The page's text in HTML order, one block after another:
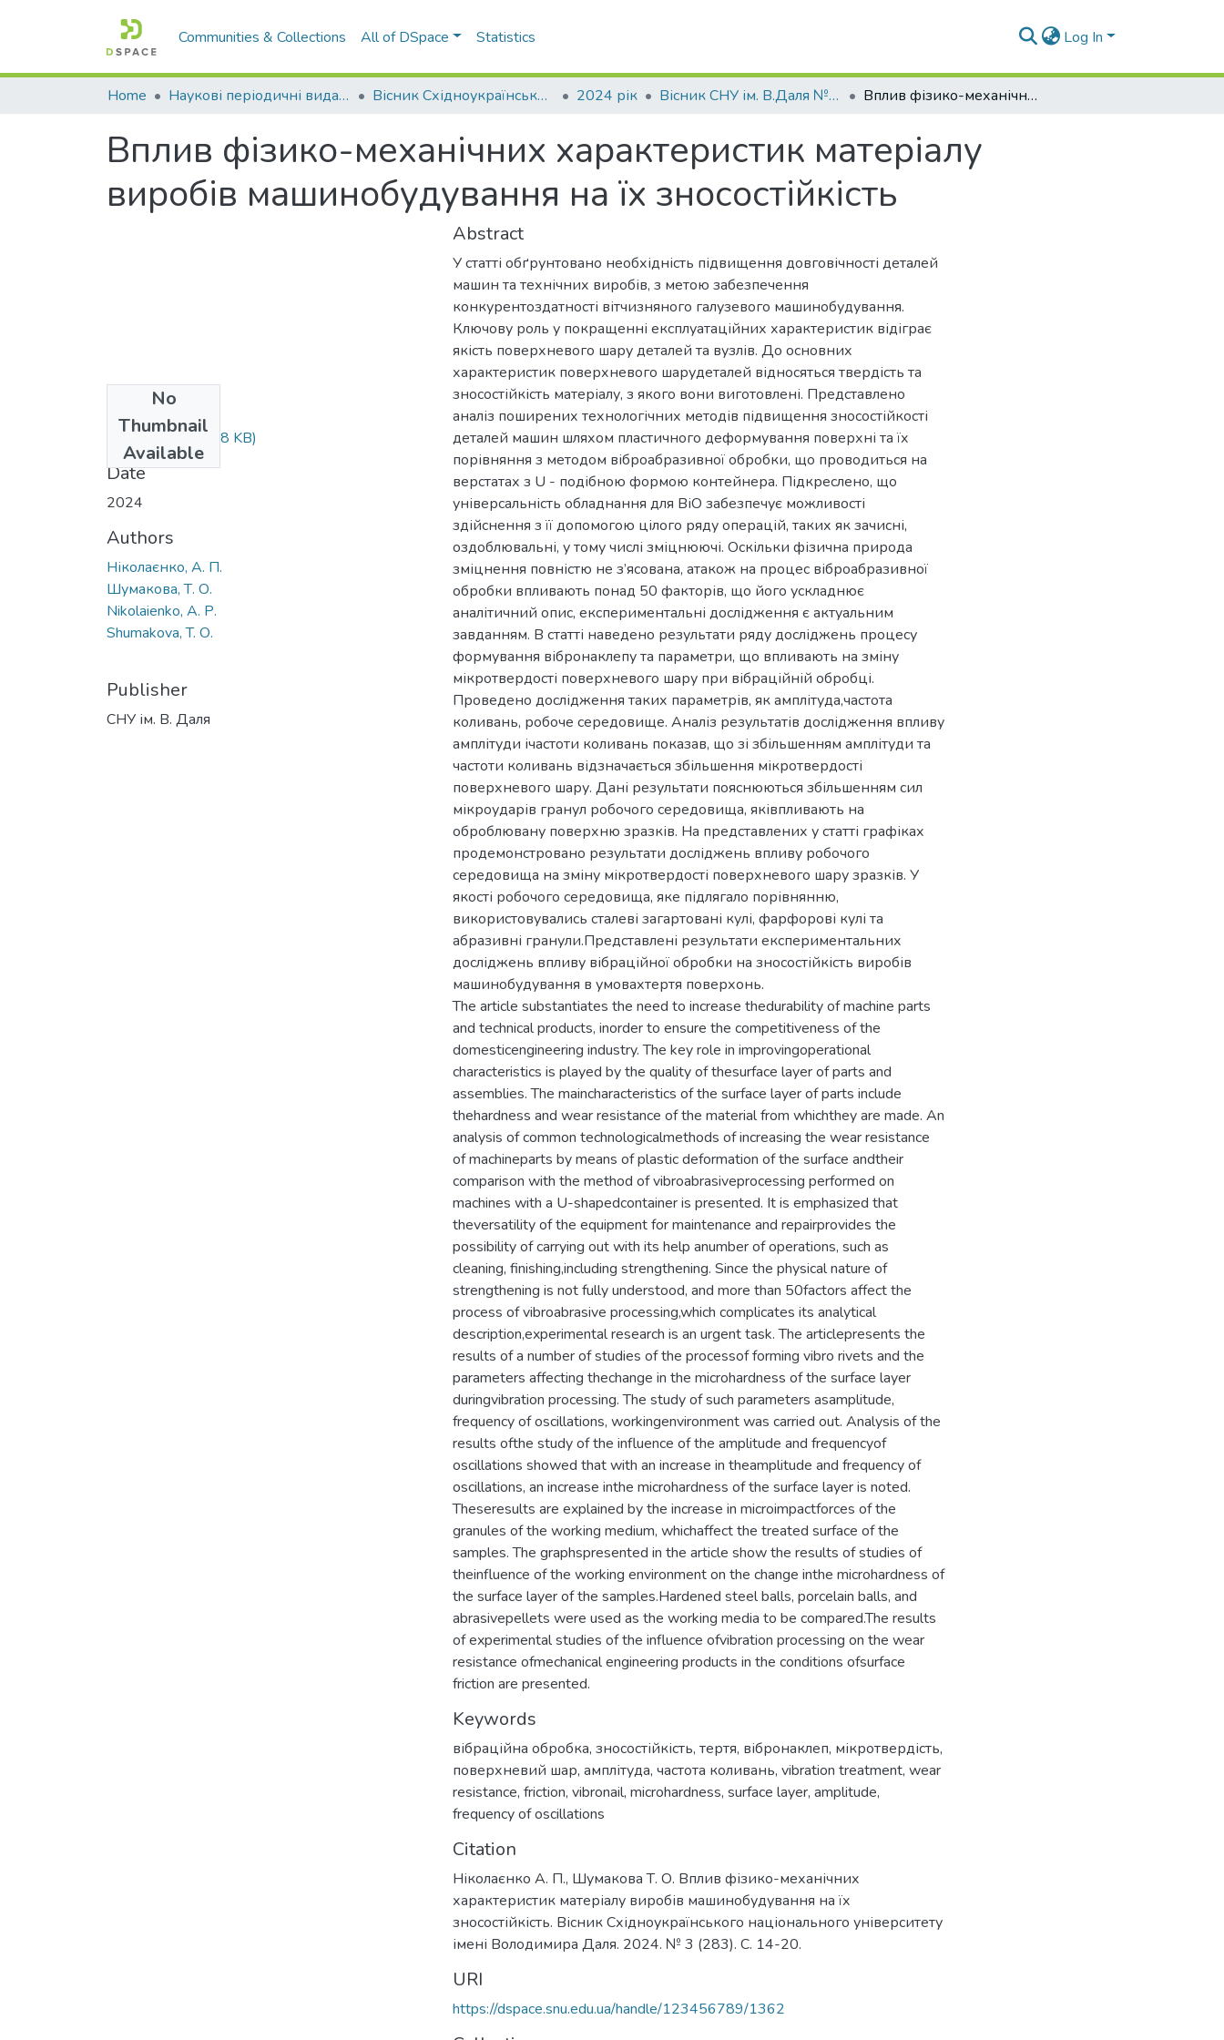
Communities & Collections All of DSpace Statistics Log In
Home Наукові періодичні видання СНУ ім. В. Даля Вісник Східноукраїнського національного університету імені В. Даля 2024 рік Вісник СНУ ім. В.Даля № 3 (283) 2024 Вплив фізико-механічних характеристик матеріалу виробів машинобудування на їх зносостійкість
Вплив фізико-механічних характеристик матеріалу
виробів машинобудування на їх зносостійкість
No
Thumbnail
Available
14-20.pdf(299.48 KB)
Date
2024
Authors
Ніколаєнко, А. П.
Шумакова, Т. О.
Nikolaienko, A. Р.
Shumakova, T. О.
Publisher
СНУ ім. В. Даля
Abstract
У статті обґрунтовано необхідність підвищення довговічності деталей
машин та технічних виробів, з метою забезпечення
конкурентоздатності вітчизняного галузевого машинобудування.
Ключову роль у покращенні експлуатаційних характеристик відіграє
якість поверхневого шару деталей та вузлів. До основних
характеристик поверхневого шарудеталей відносяться твердість та
зносостійкість матеріалу, з якого вони виготовлені. Представлено
аналіз поширених технологічних методів підвищення зносостійкості
деталей машин шляхом пластичного деформування поверхні та їх
порівняння з методом віброабразивної обробки, що проводиться на
верстатах з U - подібною формою контейнера. Підкреслено, що
універсальність обладнання для ВіО забезпечує можливості
здійснення з її допомогою цілого ряду операцій, таких як зачисні,
оздоблювальні, у тому числі зміцнюючі. Оскільки фізична природа
зміцнення повністю не з’ясована, атакож на процес віброабразивної
обробки впливають понад 50 факторів, що його ускладнює
аналітичний опис, експериментальні дослідження є актуальним
завданням. В статті наведено результати ряду досліджень процесу
формування вібронаклепу та параметри, що впливають на зміну
мікротвердості поверхневого шару при вібраційній обробці.
Проведено дослідження таких параметрів, як амплітуда,частота
коливань, робоче середовище. Аналіз результатів дослідження впливу
амплітуди ічастоти коливань показав, що зі збільшенням амплітуди та
частоти коливань відзначається збільшення мікротвердості
поверхневого шару. Дані результати пояснюються збільшенням сил
мікроударів гранул робочого середовища, яківпливають на
оброблювану поверхню зразків. На представлених у статті графіках
продемонстровано результати досліджень впливу робочого
середовища на зміну мікротвердості поверхневого шару зразків. У
якості робочого середовища, яке підлягало порівнянню,
використовувались сталеві загартовані кулі, фарфорові кулі та
абразивні гранули.Представлені результати експериментальних
досліджень впливу вібраційної обробки на зносостійкість виробів
машинобудування в умовахтертя поверхонь.
The article substantiates the need to increase thedurability of machine parts
and technical products, inorder to ensure the competitiveness of the
domesticengineering industry. The key role in improvingoperational
characteristics is played by the quality of thesurface layer of parts and
assemblies. The maincharacteristics of the surface layer of parts include
thehardness and wear resistance of the material from whichthey are made. An
analysis of common technologicalmethods of increasing the wear resistance
of machineparts by means of plastic deformation of the surface andtheir
comparison with the method of vibroabrasiveprocessing performed on
machines with a U-shapedcontainer is presented. It is emphasized that
theversatility of the equipment for maintenance and repairprovides the
possibility of carrying out with its help anumber of operations, such as
cleaning, finishing,including strengthening. Since the physical nature of
strengthening is not fully understood, and more than 50factors affect the
process of vibroabrasive processing,which complicates its analytical
description,experimental research is an urgent task. The articlepresents the
results of a number of studies of the processof forming vibro rivets and the
parameters affecting thechange in the microhardness of the surface layer
duringvibration processing. The study of such parameters asamplitude,
frequency of oscillations, workingenvironment was carried out. Analysis of the
results ofthe study of the influence of the amplitude and frequencyof
oscillations showed that with an increase in theamplitude and frequency of
oscillations, an increase inthe microhardness of the surface layer is noted.
Theseresults are explained by the increase in microimpactforces of the
granules of the working medium, whichaffect the treated surface of the
samples. The graphspresented in the article show the results of studies of
theinfluence of the working environment on the change inthe microhardness of
the surface layer of the samples.Hardened steel balls, porcelain balls, and
abrasivepellets were used as the working media to be compared.The results
of experimental studies of the influence ofvibration processing on the wear
resistance ofmechanical engineering products in the conditions ofsurface
friction are presented.
Keywords
вібраційна обробка, зносостійкість, тертя, вібронаклеп, мікротвердість,
поверхневий шар, амплітуда, частота коливань, vibration treatment, wear
resistance, friction, vibronail, microhardness, surface layer, amplitude,
frequency of oscillations
Citation
Ніколаєнко А. П., Шумакова Т. О. Вплив фізико-механічних
характеристик матеріалу виробів машинобудування на їх
зносостійкість. Вісник Східноукраїнського національного університету
імені Володимира Даля. 2024. № 3 (283). С. 14-20.
URI
https://dspace.snu.edu.ua/handle/123456789/1362